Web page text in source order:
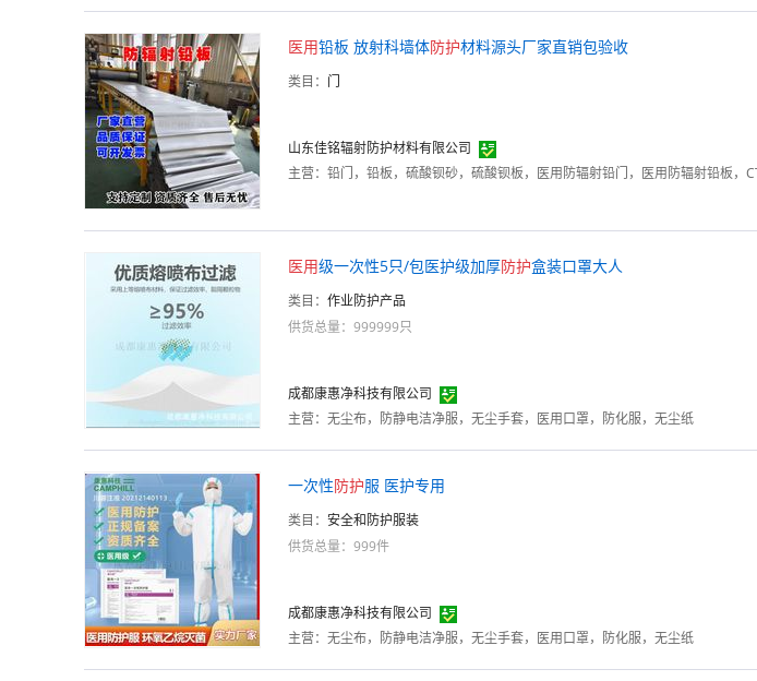
医用铅板 放射科墙体防护材料源头厂家直销包验收
类目： 门
山东佳铭辐射防护材料有限公司
主营：
医用级一次性5只/包医护级加厚防护盒装口罩大人
类目： 作业防护产品
供货总量：999999只
成都康惠净科技有限公司
主营： 无尘布，防静电洁净服，无尘手套，医用口罩，防化服，无尘纸
一次性防护服 医护专用
类目： 安全和防护服装
供货总量：999件
成都康惠净科技有限公司
主营： 无尘布，防静电洁净服，无尘手套，医用口罩，防化服，无尘纸